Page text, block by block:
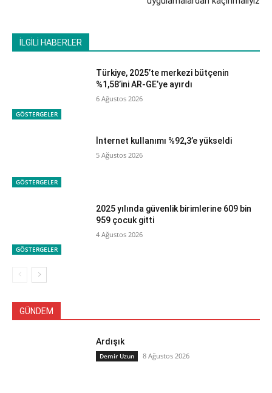
İLGİLİ HABERLER
GÖSTERGELER
Türkiye, 2025’te merkezi bütçenin
%1,58’ini AR-GE’ye ayırdı
6 Ağustos 2026
GÖSTERGELER
İnternet kullanımı %92,3’e yükseldi
5 Ağustos 2026
GÖSTERGELER
2025 yılında güvenlik birimlerine 609 bin
959 çocuk gitti
4 Ağustos 2026
GÜNDEM
Ardışık
Demir Uzun 8 Ağustos 2026